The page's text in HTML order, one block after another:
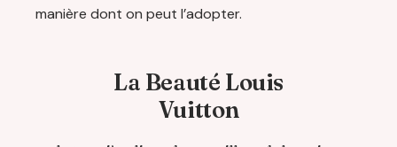
manière dont on peut l’adopter.
La Beauté Louis
Vuitton